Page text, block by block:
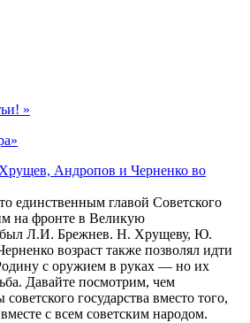
»
Андропов и Черненко во
единственным главой Советского
на фронте в Великую
был Л.И. Брежнев. Н. Хрущеву, Ю.
возраст также позволял идти
с оружием в руках — но их
Давайте посмотрим, чем
государства вместо того,
с всем советским народом.